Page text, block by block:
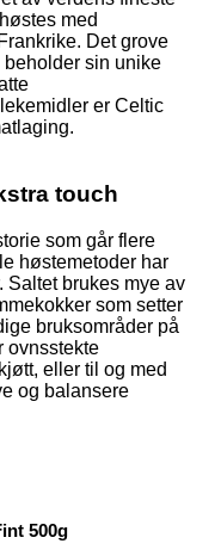
med
Det grove
sin unike
er Celtic
touch
som går flere
høstemetoder har
Saltet brukes mye av
som setter
bruksområder på
ovnsstekte
eller til og med
og balansere
500g